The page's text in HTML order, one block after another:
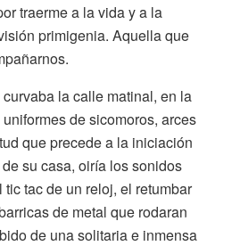
traerme a la vida y a la
primigenia. Aquella que
la calle matinal, en la
de sicomoros, arces
que precede a la iniciación
su casa, oiría los sonidos
tac de un reloj, el retumbar
de metal que rodaran
de una solitaria e inmensa